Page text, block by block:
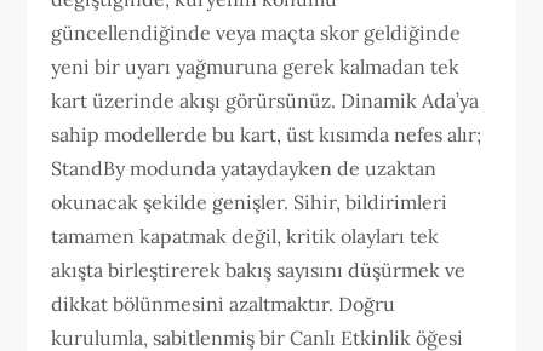
güncellendiğinde veya maçta skor geldiğinde
yeni bir uyarı yağmuruna gerek kalmadan tek
kart üzerinde akışı görürsünüz. Dinamik Ada’ya
sahip modellerde bu kart, üst kısımda nefes alır;
StandBy modunda yataydayken de uzaktan
okunacak şekilde genişler. Sihir, bildirimleri
tamamen kapatmak değil, kritik olayları tek
akışta birleştirerek bakış sayısını düşürmek ve
dikkat bölünmesini azaltmaktır. Doğru
kurulumla, sabitlenmiş bir Canlı Etkinlik öğesi